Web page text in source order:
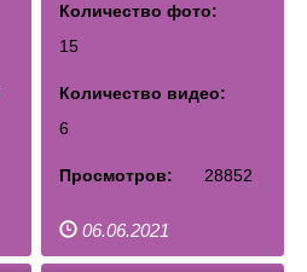
Количество фото:
15
Количество видео:
6
Просмотров: 28852
06.06.2021